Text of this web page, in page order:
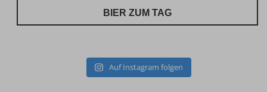
BIER ZUM TAG
Auf Instagram folgen